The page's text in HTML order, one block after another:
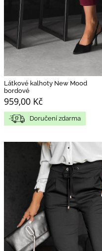
Látkové kalhoty New Mood
bordové
959,00 Kč
Doručení zdarma